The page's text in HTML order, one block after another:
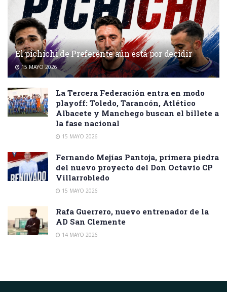
El pichichi de Preferente aún está por decidir
15 MAYO 2026
La Tercera Federación entra en modo
playoff: Toledo, Tarancón, Atlético
Albacete y Manchego buscan el billete a
la fase nacional
15 MAYO 2026
Fernando Mejías Pantoja, primera piedra
del nuevo proyecto del Don Octavio CP
Villarrobledo
15 MAYO 2026
Rafa Guerrero, nuevo entrenador de la
AD San Clemente
14 MAYO 2026